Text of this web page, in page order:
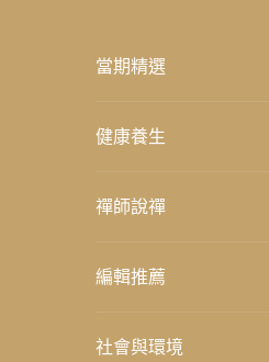
當期精選
健康養生
禪師說禪
編輯推薦
社會與環境